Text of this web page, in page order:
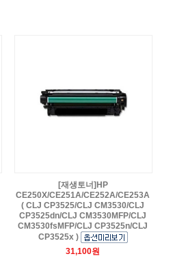
[재생토너]HP
CE250X/CE251A/CE252A/CE253A
( CLJ CP3525/CLJ CM3530/CLJ
CP3525dn/CLJ CM3530MFP/CLJ
CM3530fsMFP/CLJ CP3525n/CLJ
CP3525x )
31,100원